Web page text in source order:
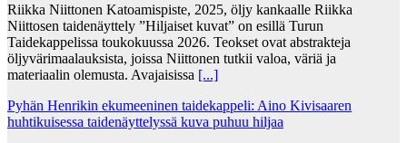
Riikka Niittonen Katoamispiste, 2025, öljy kankaalle Riikka
Niittosen taidenäyttely ”Hiljaiset kuvat” on esillä Turun
Taidekappelissa toukokuussa 2026. Teokset ovat abstrakteja
öljyvärimaalauksista, joissa Niittonen tutkii valoa, väriä ja
materiaalin olemusta. Avajaisissa [...]
Pyhän Henrikin ekumeeninen taidekappeli: Aino Kivisaaren
huhtikuisessa taidenäyttelyssä kuva puhuu hiljaa